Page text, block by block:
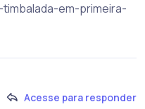
em-primeira-
Acesse para responder